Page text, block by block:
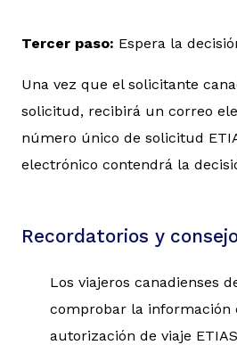
Tercer paso: Espera la
Una vez que el solicitante
solicitud, recibirá un correo
número único de solicitud
electrónico contendrá la
Recordatorios y
Los viajeros canadienses
comprobar la información
autorización de viaje